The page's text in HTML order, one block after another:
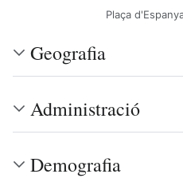
Plaça
Geografia
Administració
Demografia